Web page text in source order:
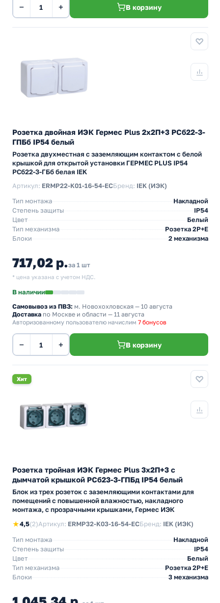
− + В корзину
Розетка двойная ИЭК Гермес Plus 2х2П+3 РСб22-3-
ГПБб IP54 белый
Розетка двухместная с заземляющим контактом с белой
крышкой для открытой установки ГЕРМЕС PLUS IP54
РСб22-3-ГБб белая IEK
Артикул: ERMP22-K01-16-54-ECБренд: IEK (ИЭК)
Тип монтажа
Накладной
Степень защиты
IP54
Цвет
Белый
Тип механизма
Розетка 2Р+Е
Блоки
2 механизма
717,02 р.за 1 шт
* цена указана с учетом НДС.
В наличии
Самовывоз из ПВЗ: м. Новохохловская — 10 августа
Доставка по Москве и области — 11 августа
Авторизованному пользователю начислим 7 бонусов
− + В корзину
Хит
Розетка тройная ИЭК Гермес Plus 3х2П+3 с
дымчатой крышкой РСб23-3-ГПБд IP54 белый
Блок из трех розеток с заземляющими контактами для
помещений с повышенной влажностью, накладного
монтажа, с прозрачными крышками, Гермес ИЭК
★4,5(2)Артикул: ERMP32-K03-16-54-ECБренд: IEK (ИЭК)
Тип монтажа
Накладной
Степень защиты
IP54
Цвет
Белый
Тип механизма
Розетка 2Р+Е
Блоки
3 механизма